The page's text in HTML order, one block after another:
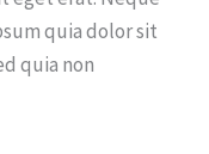
quia dolor sit
quia non